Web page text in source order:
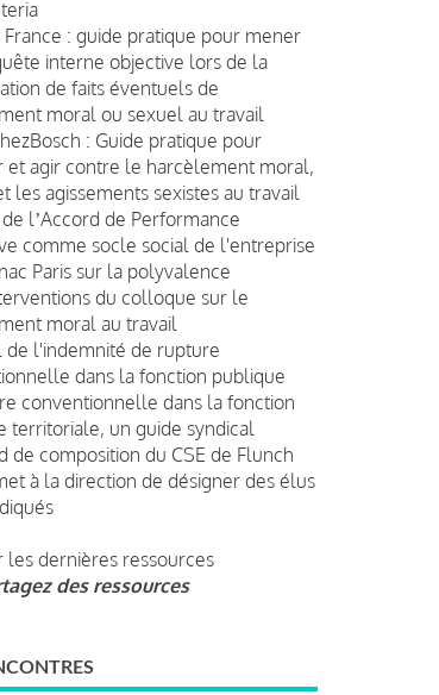
France : guide pratique pour mener
interne objective lors de la
de faits éventuels de
moral ou sexuel au travail
: Guide pratique pour
et agir contre le harcèlement moral,
les agissements sexistes au travail
lʼAccord de Performance
comme socle social de l'entreprise
Paris sur la polyvalence
du colloque sur le
moral au travail
de l'indemnité de rupture
dans la fonction publique
conventionnelle dans la fonction
territoriale, un guide syndical
de composition du CSE de Flunch
à la direction de désigner des élus
les dernières ressources
des ressources